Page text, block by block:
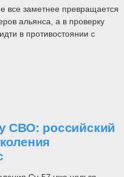
все заметнее превращается
альянса, а в проверку
в противостоянии с
СВО: российский